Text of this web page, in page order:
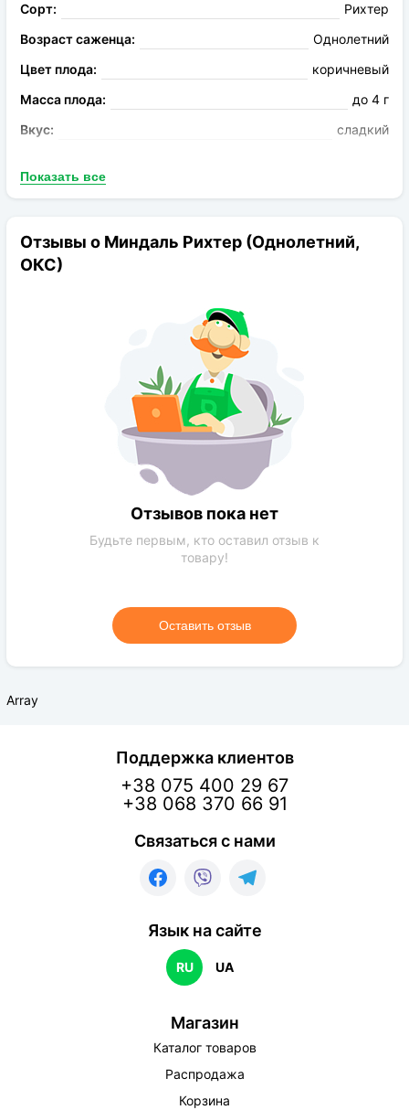
Сорт:
Рихтер
Возраст саженца:
Однолетний
Цвет плода:
коричневый
Масса плода:
до 4 г
Вкус:
сладкий
Опыление:
Род:
Миндаль
Требования к грунту:
обычная почва,чернозем
Показать все
Отзывы о Миндаль Рихтер (Однолетний,
ОКС)
Отзывов пока нет
Будьте первым, кто оставил отзыв к
товару!
Оставить отзыв
Array
Поддержка клиентов
+38 075 400 29 67
+38 068 370 66 91
Связаться с нами
Язык на сайте
RU UA
Магазин
Каталог товаров
Распродажа
Корзина